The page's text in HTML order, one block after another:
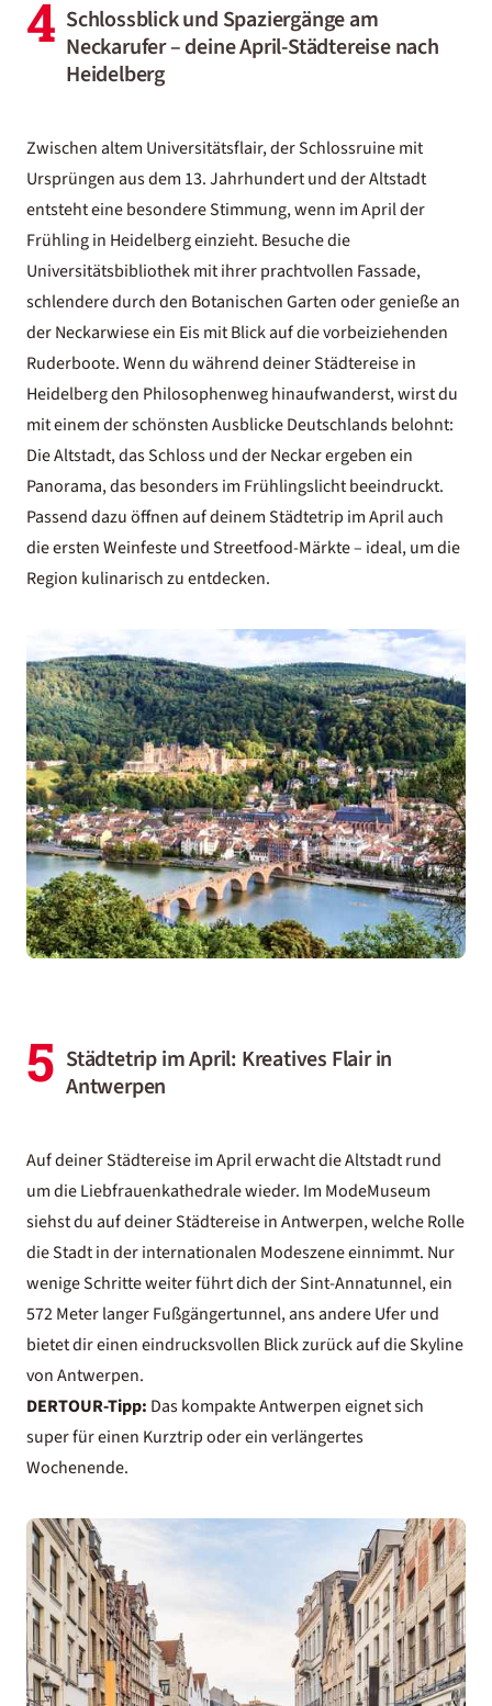
4 Schlossblick und Spaziergänge am
Neckarufer – deine April-Städtereise nach
Heidelberg
Zwischen altem Universitätsflair, der Schlossruine mit
Ursprüngen aus dem 13. Jahrhundert und der Altstadt
entsteht eine besondere Stimmung, wenn im April der
Frühling in Heidelberg einzieht. Besuche die
Universitätsbibliothek mit ihrer prachtvollen Fassade,
schlendere durch den Botanischen Garten oder genieße an
der Neckarwiese ein Eis mit Blick auf die vorbeiziehenden
Ruderboote. Wenn du während deinerStädtereise in
Heidelbergden Philosophenweg hinaufwanderst, wirst du
mit einem der schönsten Ausblicke Deutschlands belohnt:
Die Altstadt, das Schloss und der Neckar ergeben ein
Panorama, das besonders im Frühlingslicht beeindruckt.
Passend dazu öffnen auf deinem Städtetrip im April auch
die ersten Weinfeste und Streetfood-Märkte – ideal, um die
Region kulinarisch zu entdecken.
5 Städtetrip im April: Kreatives Flair in
Antwerpen
Auf deiner Städtereise im April erwacht die Altstadt rund
um die Liebfrauenkathedrale wieder. Im ModeMuseum
siehst du auf deinerStädtereise in Antwerpen, welche Rolle
die Stadt in der internationalen Modeszene einnimmt. Nur
wenige Schritte weiter führt dich der Sint-Annatunnel, ein
572 Meter langer Fußgängertunnel, ans andere Ufer und
bietet dir einen eindrucksvollen Blick zurück auf die Skyline
von Antwerpen.
DERTOUR-Tipp: Das kompakte Antwerpen eignet sich
super für einen Kurztripoder ein verlängertes
Wochenende.